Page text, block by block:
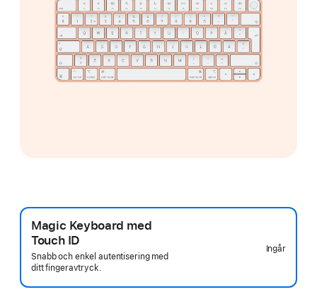
Magic Keyboard med
Touch ID
Snabb och enkel autentisering med
ditt fingeravtryck.
Ingår